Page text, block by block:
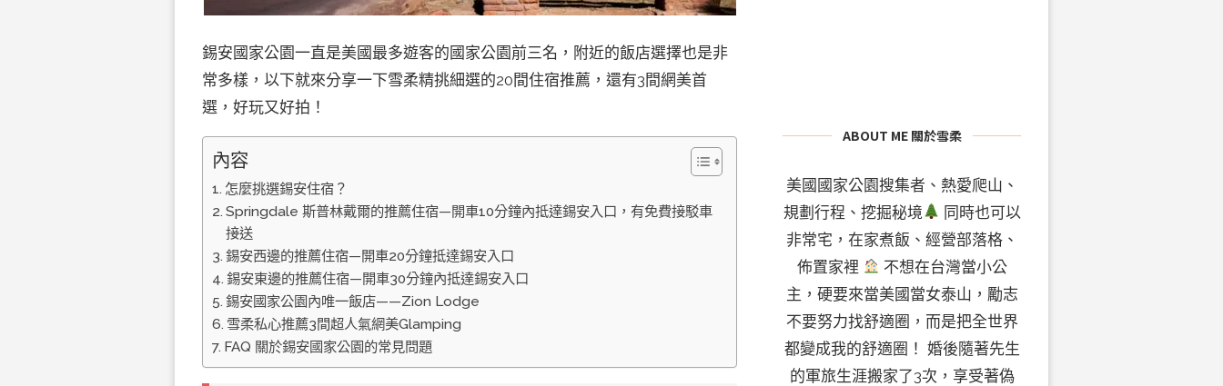
錫安國家公園一直是美國最多遊客的國家公園前三名，附近的飯店選擇也是非
常多樣，以下就來分享一下雪柔精挑細選的20間住宿推薦，還有3間網美首
選，好玩又好拍！
內容
怎麼挑選錫安住宿？
Springdale 斯普林戴爾的推薦住宿—開車10分鐘內抵達錫安入口，有免費接駁車
接送
錫安西邊的推薦住宿—開車20分鐘抵達錫安入口
錫安東邊的推薦住宿—開車30分鐘內抵達錫安入口
錫安國家公園內唯一飯店——Zion Lodge
雪柔私心推薦3間超人氣網美Glamping
FAQ 關於錫安國家公園的常見問題
ABOUT ME 關於雪柔
美國國家公園搜集者、熱愛爬山、
規劃行程、挖掘秘境
同時也可以
非常宅，在家煮飯、經營部落格、
佈置家裡
不想在台灣當小公
主，硬要來當美國當女泰山，勵志
不要努力找舒適圈，而是把全世界
都變成我的舒適圈！ 婚後隨著先生
的軍旅生涯搬家了3次，享受著偽